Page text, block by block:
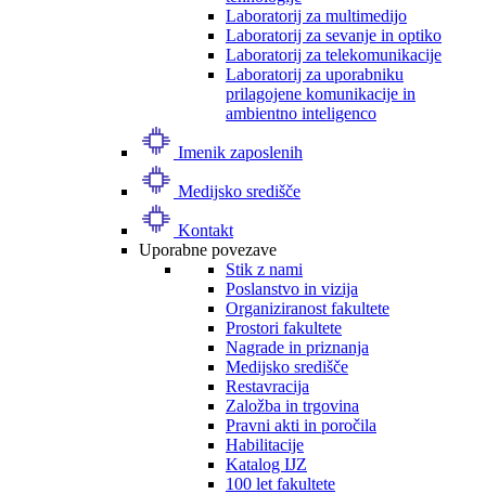
Laboratorij za multimedijo
Laboratorij za sevanje in optiko
Laboratorij za telekomunikacije
Laboratorij za uporabniku
prilagojene komunikacije in
ambientno inteligenco
Imenik zaposlenih
Medijsko središče
Kontakt
Uporabne povezave
Stik z nami
Poslanstvo in vizija
Organiziranost fakultete
Prostori fakultete
Nagrade in priznanja
Medijsko središče
Restavracija
Založba in trgovina
Pravni akti in poročila
Habilitacije
Katalog IJZ
100 let fakultete